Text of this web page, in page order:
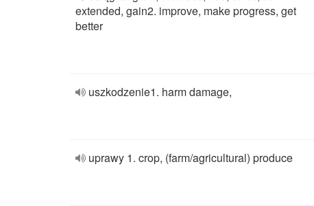
extended, gain2. improve, make progress, get
better
uszkodzenie1. harm damage,
uprawy 1. crop, (farm/agricultural) produce